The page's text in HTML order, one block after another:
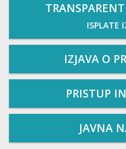
ISPLATE
IZJAVA O
PRISTUP
JAVNA